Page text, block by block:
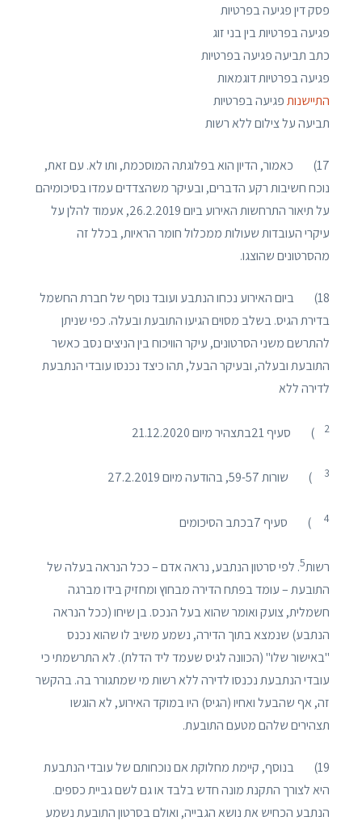
פסק דין פגיעה בפרטיות
פגיעה בפרטיות בין בני זוג
כתב תביעה פגיעה בפרטיות
פגיעה בפרטיות דוגמאות
התיישנותפגיעה בפרטיות
תביעה על צילום ללא רשות
17) כאמור, הדיון הוא בפלוגתה המוסכמת, ותו לא. עם זאת,
נוכח חשיבות רקע הדברים, ובעיקר משהצדדים עמדו בסיכומיהם
על תיאור התרחשות האירוע ביום 26.2.2019, אעמוד להלן על
עיקרי העובדות שעולות ממכלול חומר הראיות, בכלל זה
מהסרטונים שהוצגו.
18) ביום האירוע נכחו הנתבע ועובד נוסף של חברת החשמל
בדירת הגיס. בשלב מסוים הגיעו התובעת ובעלה. כפי שניתן
להתרשם משני הסרטונים, עיקר הוויכוח בין הניצים נסב כאשר
התובעת ובעלה, ובעיקר הבעל, תהו כיצד נכנסו עובדי הנתבעת
לדירה ללא
2 ) סעיף 21בתצהיר מיום 21.12.2020
3 ) שורות 59-57, בהודעה מיום 27.2.2019
4 ) סעיף 7בכתב הסיכומים
רשות5. לפי סרטון הנתבע, נראה אדם – ככל הנראה בעלה של
התובעת – עומד בפתח הדירה מבחוץ ומחזיק בידו מברגה
חשמלית, צועק ואומר שהוא בעל הנכס. בן שיחו (ככל הנראה
הנתבע) שנמצא בתוך הדירה, נשמע משיב לו שהוא נכנס
"באישור שלו" (הכוונה לגיס שעמד ליד הדלת). לא התרשמתי כי
עובדי הנתבעת נכנסו לדירה ללא רשות מי שמתגורר בה. בהקשר
זה, אף שהבעל ואחיו (הגיס) היו במוקד האירוע, לא הוגשו
תצהירים שלהם מטעם התובעת.
19) בנוסף, קיימת מחלוקת אם נוכחותם של עובדי הנתבעת
היא לצורך התקנת מונה חדש בלבד או גם לשם גביית כספים.
הנתבע הכחיש את נושא הגבייה, ואולם בסרטון התובעת נשמע